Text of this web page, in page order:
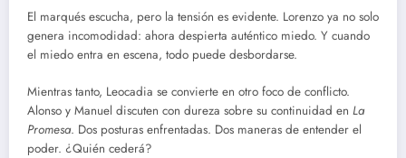
El marqués escucha, pero la tensión es evidente. Lorenzo ya no solo
genera incomodidad: ahora despierta auténtico miedo. Y cuando
el miedo entra en escena, todo puede desbordarse.
Mientras tanto, Leocadia se convierte en otro foco de conflicto.
Alonso y Manuel discuten con dureza sobre su continuidad en La
Promesa. Dos posturas enfrentadas. Dos maneras de entender el
poder. ¿Quién cederá?